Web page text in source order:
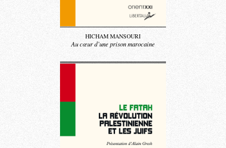
HICHAM MANSOURI
Au cœur d’une prison marocaine